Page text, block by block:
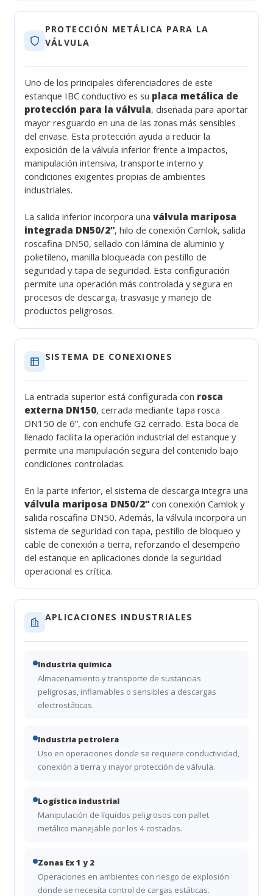
PROTECCIÓN METÁLICA PARA LA
VÁLVULA
Uno de los principales diferenciadores de este
estanque IBC conductivo es su placa metálica de
protección para la válvula, diseñada para aportar
mayor resguardo en una de las zonas más sensibles
del envase. Esta protección ayuda a reducir la
exposición de la válvula inferior frente a impactos,
manipulación intensiva, transporte interno y
condiciones exigentes propias de ambientes
industriales.
La salida inferior incorpora una válvula mariposa
integrada DN50/2”, hilo de conexión Camlok, salida
roscafina DN50, sellado con lámina de aluminio y
polietileno, manilla bloqueada con pestillo de
seguridad y tapa de seguridad. Esta configuración
permite una operación más controlada y segura en
procesos de descarga, trasvasije y manejo de
productos peligrosos.
SISTEMA DE CONEXIONES
La entrada superior está configurada con rosca
externa DN150, cerrada mediante tapa rosca
DN150 de 6”, con enchufe G2 cerrado. Esta boca de
llenado facilita la operación industrial del estanque y
permite una manipulación segura del contenido bajo
condiciones controladas.
En la parte inferior, el sistema de descarga integra una
válvula mariposa DN50/2”con conexión Camlok y
salida roscafina DN50. Además, la válvula incorpora un
sistema de seguridad con tapa, pestillo de bloqueo y
cable de conexión a tierra, reforzando el desempeño
del estanque en aplicaciones donde la seguridad
operacional es crítica.
APLICACIONES INDUSTRIALES
Industria química
Almacenamiento y transporte de sustancias
peligrosas, inflamables o sensibles a descargas
electrostáticas.
Industria petrolera
Uso en operaciones donde se requiere conductividad,
conexión a tierra y mayor protección de válvula.
Logística industrial
Manipulación de líquidos peligrosos con pallet
metálico manejable por los 4 costados.
Zonas Ex 1 y 2
Operaciones en ambientes con riesgo de explosión
donde se necesita control de cargas estáticas.